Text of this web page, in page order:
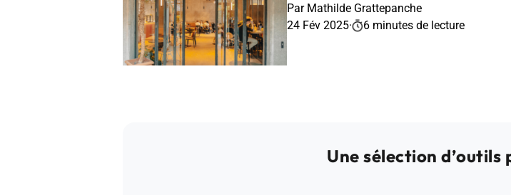
Par Mathilde Grattepanche
24 Fév 2025· 6 minutes de lecture
Une sélection d’outils